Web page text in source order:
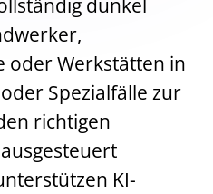
dunkel
oder Werkstätten in
Spezialfälle zur
richtigen
KI-